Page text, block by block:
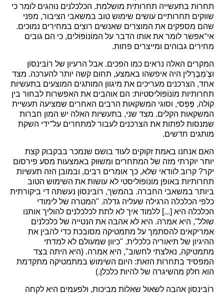
תחרות בתעשייה תחרותית מושלמת. הכלכלנים נוהגים לומר כי
שווקים תחרותיים עושים שימוש טוב במשאבי הציבור, מפני
שהם מספקים את המוצרים שאנשים רוצים במחירים נמוכים.
אי־אפשר לומר את אותו הדבר על המוֹנוֹפּוֹלים, כי הם גובים
מחירים גבוהים ומייצרים פחות.
המקרים האלה נראים כמו הפכים. אבל הרעיון של רוֹבּינסוֹן
וצֶ'מְבֶּרְלין היה איפשהו באמצע, תחום קשה יותר להערכה. מצד
אחד, הצרכנים מעריכים את מיגוון המותגים המוצעים בתעשיות
תחרותיות מוֹנוֹפּוֹליסטיוֹת: הם אוהבים את האפשרות לבחור בין
קוֹלה, פֶּפְּסי, וסוגי המשקאות הרבים האחרים שמציעה תעשיית
המשקאות הקלים. מצד שני, בתעשיות האלה יש המון חברות
שמנסות לפתות את הצרכנים לעבור למתחרים על־ידי השקת
מותגים חדשים.
האם אנחנו באמת זקוקים לעוד בושם שנמכר בבקבוק קצת
יותר יוקרתי מזה של המתחרים ומשוּוק באמצעות מסע פירסום
יקר? קרוב לוודאי שלא, כך אומרים רבים, ובמובן הזה תעשיות
תחרותיות באופן מוֹנוֹפּוֹליסטי לא עושות את השימוש הטוב
ביותר במשאבי החברה. בהמשך, רוֹבּינסוֹן נעשתה די ביקורתית
כלפי הכלכלה הרגילה שעליה גדלה. "המטרה של לימודי
הכלכלה היא [...] ללמוד איך לא לתת לכלכלנים להוליך אותנו
שולל", היא אמרה. היא לא אהבה את הנטייה של כלכלנים
אמריקאים להסתמך על מתמטיקה מסובכת כדי להבין את
ההיגיון של תיאוריה כלכלית. "כיוון שמעולם לא למדתי
מתמטיקה, נאלצתי לחשוב", היא אמרה. (היא היתה בצד
המפסיד בתחרות הזאת: היום השימוש במתמטיקה מתקדמת
הוא חלק מהשיגרה של להיות כלכלן.)
רוֹבּינסוֹן אהבה לשאול שאלות מביכות, ולפעמים היא לקחה